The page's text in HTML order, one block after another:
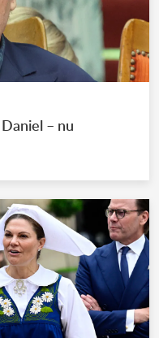
– nu